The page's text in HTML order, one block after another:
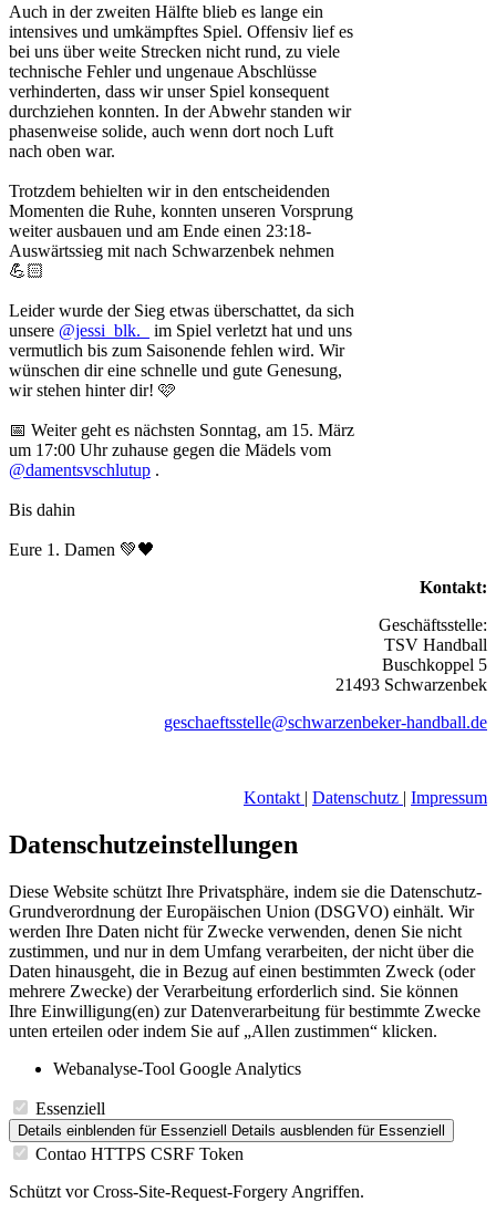
Auch in der zweiten Hälfte blieb es lange ein
intensives und umkämpftes Spiel. Offensiv lief es
bei uns über weite Strecken nicht rund, zu viele
technische Fehler und ungenaue Abschlüsse
verhinderten, dass wir unser Spiel konsequent
durchziehen konnten. In der Abwehr standen wir
phasenweise solide, auch wenn dort noch Luft
nach oben war.
Trotzdem behielten wir in den entscheidenden
Momenten die Ruhe, konnten unseren Vorsprung
weiter ausbauen und am Ende einen 23:18-
Auswärtssieg mit nach Schwarzenbek nehmen
💪🏻
Leider wurde der Sieg etwas überschattet, da sich
unsere @jessi_blk._
im Spiel verletzt hat und uns
vermutlich bis zum Saisonende fehlen wird. Wir
wünschen dir eine schnelle und gute Genesung,
wir stehen hinter dir! 🩷
📅 Weiter geht es nächsten Sonntag, am 15. März
um 17:00 Uhr zuhause gegen die Mädels vom
@damentsvschlutup .
Bis dahin
Eure 1. Damen 💚🖤
Kontakt:
Geschäftsstelle:
TSV Handball
Buschkoppel 5
21493 Schwarzenbek
geschaeftsstelle@schwarzenbeker-handball.de
Kontakt | Datenschutz | Impressum
Datenschutzeinstellungen
Diese Website schützt Ihre Privatsphäre, indem sie die Datenschutz-
Grundverordnung der Europäischen Union (DSGVO) einhält. Wir
werden Ihre Daten nicht für Zwecke verwenden, denen Sie nicht
zustimmen, und nur in dem Umfang verarbeiten, der nicht über die
Daten hinausgeht, die in Bezug auf einen bestimmten Zweck (oder
mehrere Zwecke) der Verarbeitung erforderlich sind. Sie können
Ihre Einwilligung(en) zur Datenverarbeitung für bestimmte Zwecke
unten erteilen oder indem Sie auf „Allen zustimmen“ klicken.
Webanalyse-Tool Google Analytics
Essenziell
Details einblenden für Essenziell Details ausblenden für Essenziell
Contao HTTPS CSRF Token
Schützt vor Cross-Site-Request-Forgery Angriffen.